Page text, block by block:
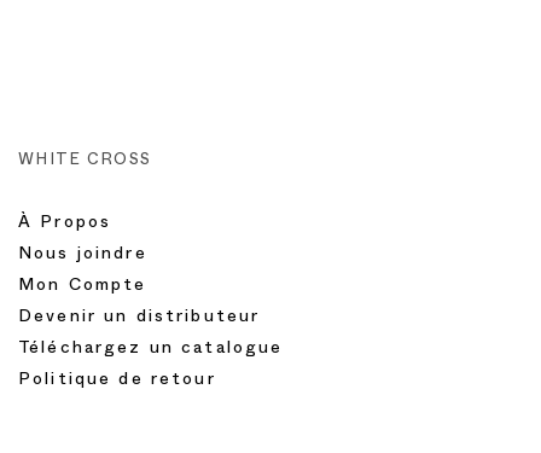
WHITE CROSS
À Propos
Nous joindre
Mon Compte
Devenir un distributeur
Téléchargez un catalogue
Politique de retour